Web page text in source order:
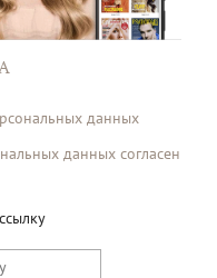
данных
данных согласен